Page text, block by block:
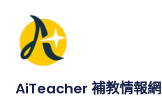
AiTeacher 補教情報網